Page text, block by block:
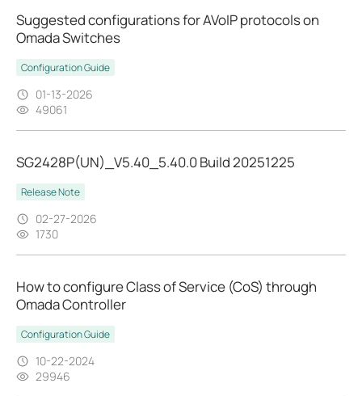
Suggested configurations for AVoIP protocols on
Omada Switches
Configuration Guide
01-13-2026
49061
SG2428P(UN)_V5.40_5.40.0 Build 20251225
Release Note
02-27-2026
1730
How to configure Class of Service (CoS) through
Omada Controller
Configuration Guide
10-22-2024
29946